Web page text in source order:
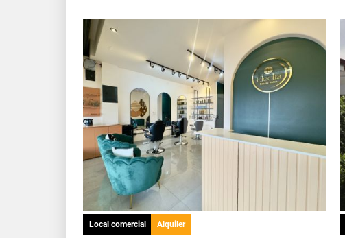
Local comercial Alquiler